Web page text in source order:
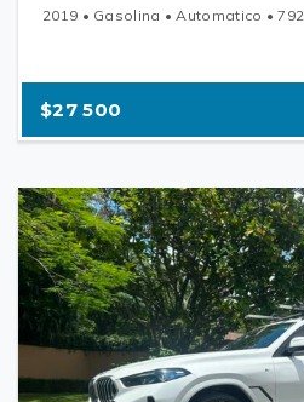
2019 • Gasolina • Automatico •
$27 500